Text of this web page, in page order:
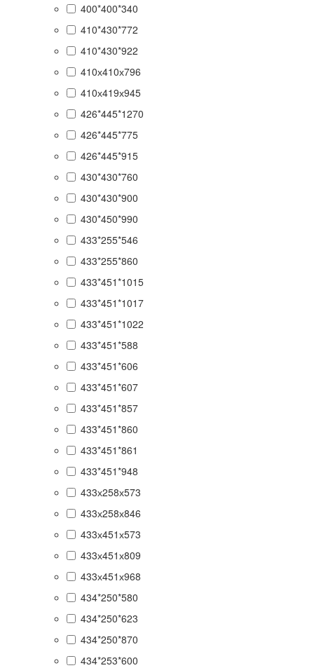
400*400*340
410*430*772
410*430*922
410х410х796
410х419х945
426*445*1270
426*445*775
426*445*915
430*430*760
430*430*900
430*450*990
433*255*546
433*255*860
433*451*1015
433*451*1017
433*451*1022
433*451*588
433*451*606
433*451*607
433*451*857
433*451*860
433*451*861
433*451*948
433х258х573
433х258х846
433х451х573
433х451х809
433х451х968
434*250*580
434*250*623
434*250*870
434*253*600